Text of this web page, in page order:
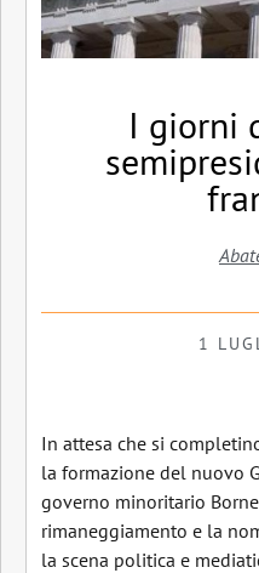
I giorni
1
In attesa che si
la formazione del nuovo
governo minoritario
rimaneggiamento e la
la scena politica e